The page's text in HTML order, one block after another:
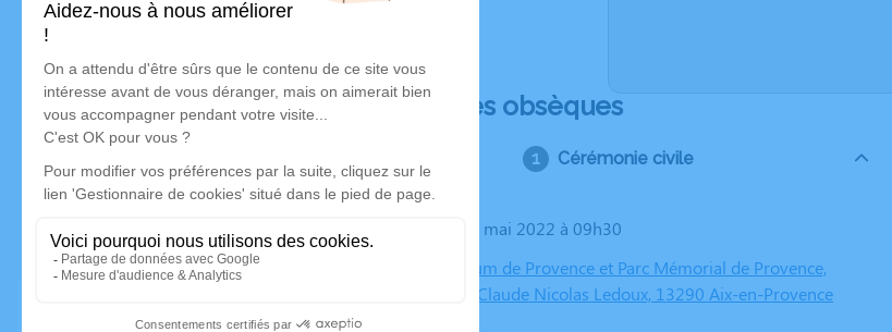
Déroulé des obsèques
Cérémonie civile
Le jeudi 19 mai 2022 à 09h30
Crématorium de Provence et Parc Mémorial de Provence,
2370, Rue Claude Nicolas Ledoux, 13290 Aix-en-Provence